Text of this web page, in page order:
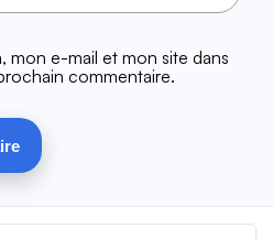
mon e-mail et mon site dans
commentaire.